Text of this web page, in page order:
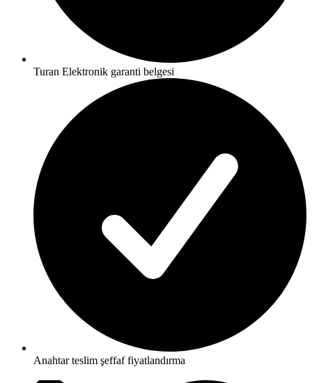
Turan Elektronik garanti belgesi
Anahtar teslim şeffaf fiyatlandırma